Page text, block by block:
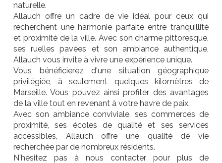
naturelle.
Allauch offre un cadre de vie idéal pour ceux qui
recherchent une harmonie parfaite entre tranquillité
et proximité de la ville. Avec son charme pittoresque,
ses ruelles pavées et son ambiance authentique,
Allauch vous invite à vivre une expérience unique.
Vous bénéficierez d'une situation géographique
privilégiée, à seulement quelques kilomètres de
Marseille. Vous pouvez ainsi profiter des avantages
de la ville tout en revenant à votre havre de paix.
Avec son ambiance conviviale, ses commerces de
proximité, ses écoles de qualité et ses services
accessibles, Allauch offre une qualité de vie
recherchée par de nombreux résidents.
N'hésitez pas à nous contacter pour plus de